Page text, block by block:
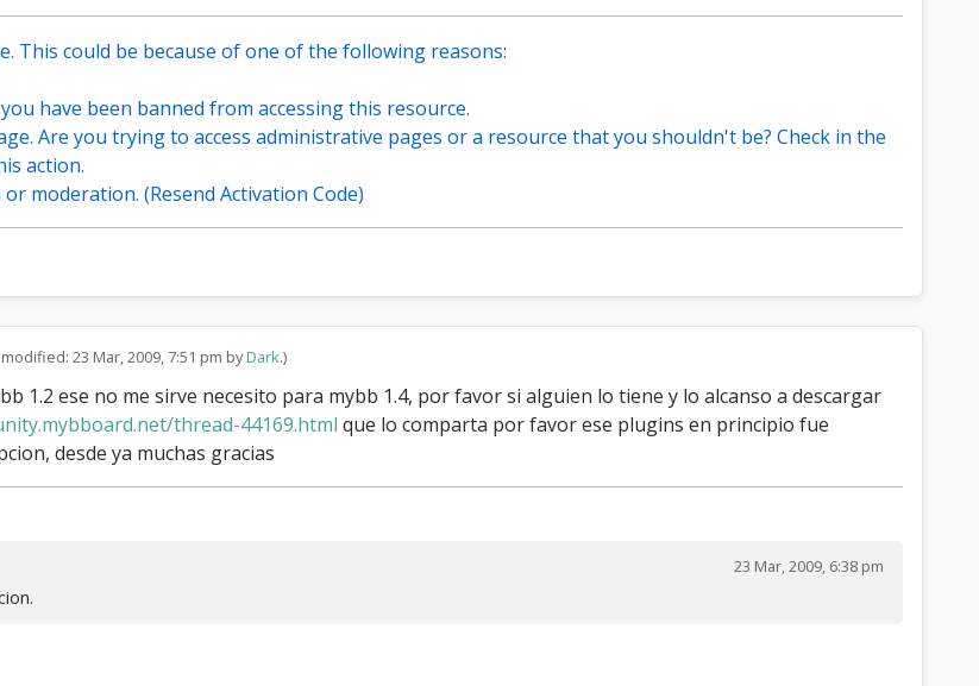
m
n
a
j
e
This could be because of one of the following reasons:
have been banned from accessing this resource.
Are you trying to access administrative pages or a resource that you shouldn't be? Check in the
action.
moderation. (Resend Activation Code)
23 Mar, 2009, 7:51 pm byDark.)
1.2 ese no me sirve necesito para mybb 1.4, por favor si alguien lo tiene y lo alcanso a descargar
thread-44169.html que lo comparta por favor ese plugins en principio fue
desde ya muchas gracias
23 Mar, 2009, 6:38 pm